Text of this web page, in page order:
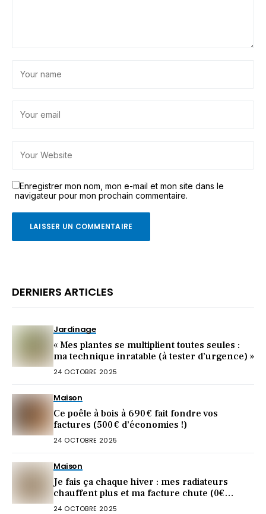
Enregistrer mon nom, mon e-mail et mon site dans le
navigateur pour mon prochain commentaire.
DERNIERS ARTICLES
Jardinage
« Mes plantes se multiplient toutes seules :
ma technique inratable (à tester d’urgence) »
24 OCTOBRE 2025
Maison
Ce poêle à bois à 690 € fait fondre vos
factures (500 € d’économies !)
24 OCTOBRE 2025
Maison
Je fais ça chaque hiver : mes radiateurs
chauffent plus et ma facture chute (0€
dépensé)
24 OCTOBRE 2025